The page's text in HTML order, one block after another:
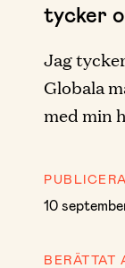
tycker
Jag
Globala
med min
10
BERÄTTAT